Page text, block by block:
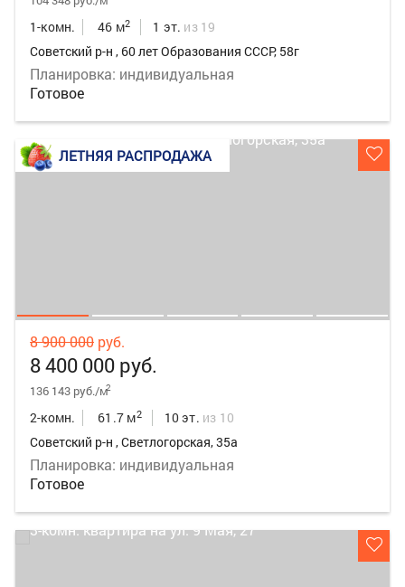
1-комн. 46 м2 1 эт. из 19
Советский р-н , 60 лет Образования СССР, 58г
Планировка: индивидуальная
Готовое
ЛЕТНЯЯ РАСПРОДАЖА
8 900 000 руб.
8 400 000 руб.
136 143 руб./м2
2-комн. 61.7 м2 10 эт. из 10
Советский р-н , Светлогорская, 35а
Планировка: индивидуальная
Готовое